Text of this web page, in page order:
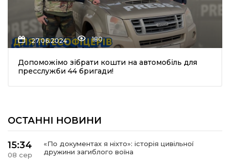
27.06.2024 180
Допоможімо зібрати кошти на автомобіль для
пресслужби 44 бригади!
ОСТАННІ НОВИНИ
15:34
08 сер
«По документах я ніхто»: історія цивільної
дружини загиблого воїна